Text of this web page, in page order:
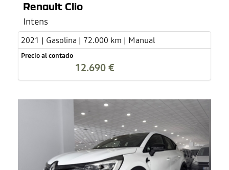
Renault Clio
Intens
2021 | Gasolina | 72.000 km | Manual
Precio al contado
12.690 €